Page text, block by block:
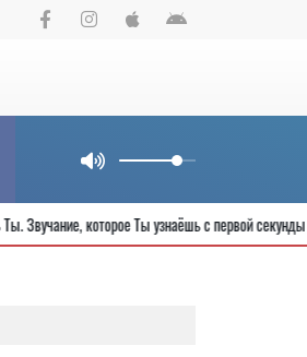
Ты. Звучание, которое Ты узнаёшь с